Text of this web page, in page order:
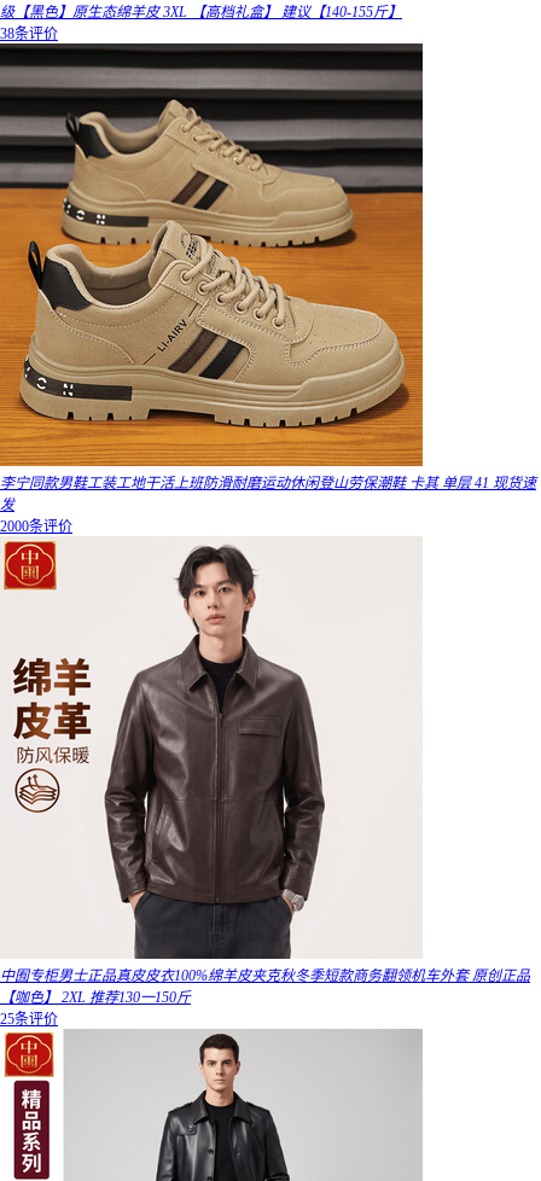
级【黑色】原生态绵羊皮 3XL 【高档礼盒】 建议【140-155斤】
38条评价
李宁同款男鞋工装工地干活上班防滑耐磨运动休闲登山劳保潮鞋 卡其 单层 41 现货速
发
2000条评价
中囿专柜男士正品真皮皮衣100%绵羊皮夹克秋冬季短款商务翻领机车外套 原创正品
【咖色】 2XL 推荐130一150斤
25条评价